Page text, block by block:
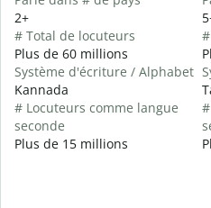
2+
# Total de locuteurs
Plus de 60 millions
Système d'écriture / Alphabet
Kannada
# Locuteurs comme langue
seconde
Plus de 15 millions